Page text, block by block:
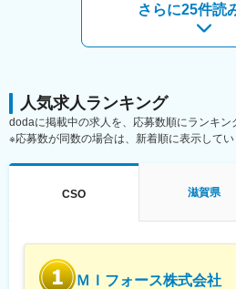
■豊富なキャリアパス
内でキャリアチェンジして活躍し
変更の範囲：会社の定める業務
さらに25件読
人気求人ランキング
dodaに掲載中の求人を、応募数順にランキン
※応募数が同数の場合は、新着順に表示してい
CSO 滋賀県
ＭＩフォース株式会社